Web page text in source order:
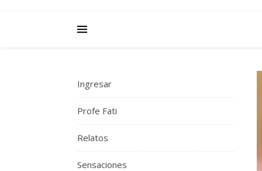
Ingresar
Profe Fati
Relatos
Sensaciones